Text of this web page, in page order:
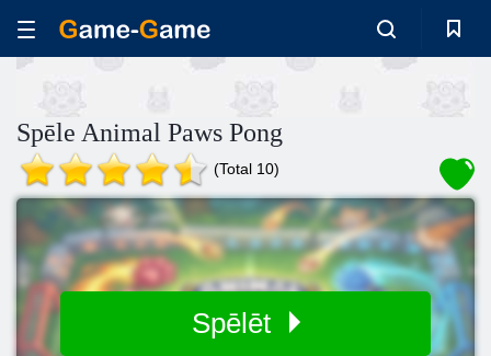
Spēle Animal Paws Pong
(Total 10)
Spēlēt